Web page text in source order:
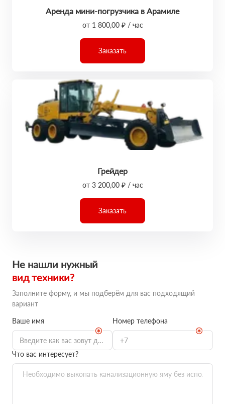
Аренда мини-погрузчика в Арамиле
от 1 800,00 ₽ / час
Заказать
Грейдер
от 3 200,00 ₽ / час
Заказать
Не нашли нужный
вид техники?
Заполните форму, и мы подберём для вас подходящий
вариант
Ваше имя
Номер телефона
Что вас интересует?